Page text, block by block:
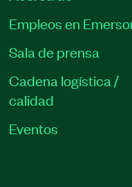
Empleos en
Sala de prensa
Cadena logística /
calidad
Eventos